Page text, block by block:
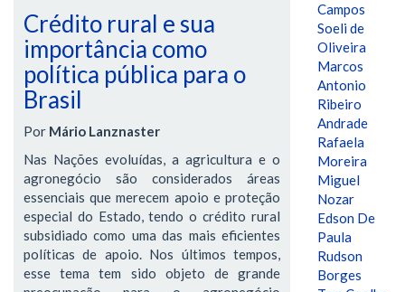
Crédito rural e sua
importância como
política pública para o
Brasil
Por Mário Lanznaster
Nas Nações evoluídas, a agricultura e o
agronegócio são considerados áreas
essenciais que merecem apoio e proteção
especial do Estado, tendo o crédito rural
subsidiado como uma das mais eficientes
políticas de apoio. Nos últimos tempos,
esse tema tem sido objeto de grande
Campos
Soeli de
Oliveira
Marcos
Antonio
Ribeiro
Andrade
Rafaela
Moreira
Miguel
Nozar
Edson De
Paula
Rudson
Borges